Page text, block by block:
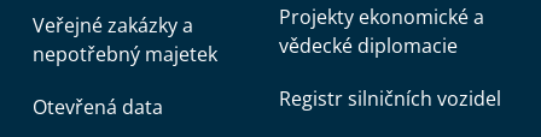
Veřejné zakázky a
nepotřebný majetek
Otevřená data
Projekty ekonomické a
vědecké diplomacie
Registr silničních vozidel